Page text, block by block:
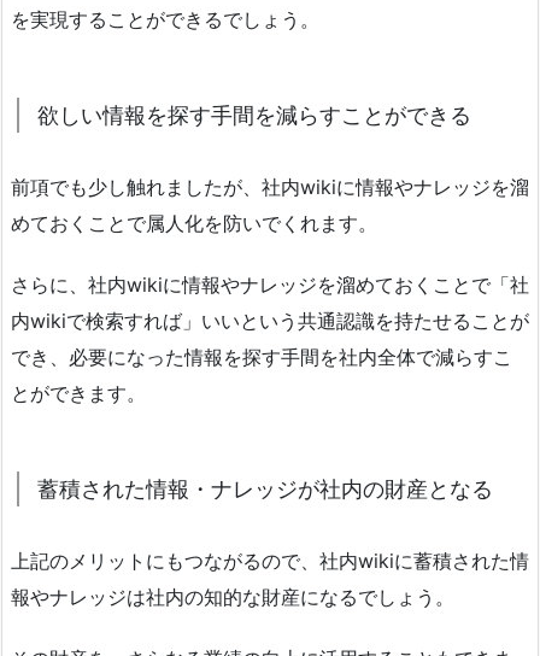
を実現することができるでしょう。
欲しい情報を探す手間を減らすことができる
前項でも少し触れましたが、社内wikiに情報やナレッジを溜
めておくことで属人化を防いでくれます。
さらに、社内wikiに情報やナレッジを溜めておくことで「社
内wikiで検索すれば」いいという共通認識を持たせることが
でき、必要になった情報を探す手間を社内全体で減らすこ
とができます。
蓄積された情報・ナレッジが社内の財産となる
上記のメリットにもつながるので、社内wikiに蓄積された情
報やナレッジは社内の知的な財産になるでしょう。